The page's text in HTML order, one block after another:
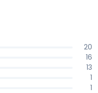
20
16
13
1
1